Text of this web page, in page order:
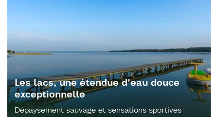
Les lacs, une étendue d'eau douce
exceptionnelle
Dépaysement sauvage et sensations sportives